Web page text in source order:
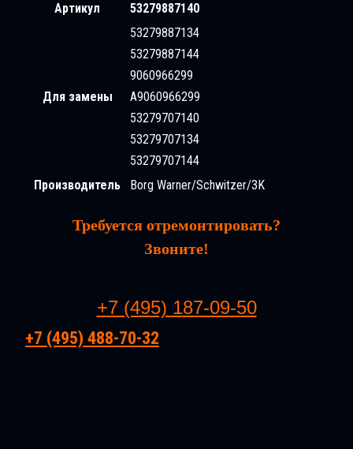
Артикул
53279887140
Для замены
53279887134
53279887144
9060966299
A9060966299
53279707140
53279707134
53279707144
Производитель
Borg Warner/Schwitzer/3K
Требуется отремонтировать?
Звоните!
+7 (495) 187-09-50
+7 (495) 488-70-32